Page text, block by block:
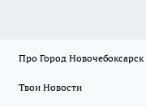
Про Город Новочебоксарск
Твои Новости